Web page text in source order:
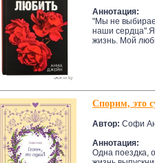
Аннотация:
"Мы не
наши
жизнь. Мой
Спорим, это
Автор: Софи
Аннотация:
Одна поездка,